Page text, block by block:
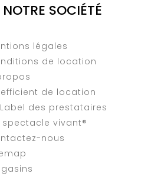
NOTRE SOCIÉTÉ
légales
de location
de location
Label des prestataires
spectacle vivant®
nous